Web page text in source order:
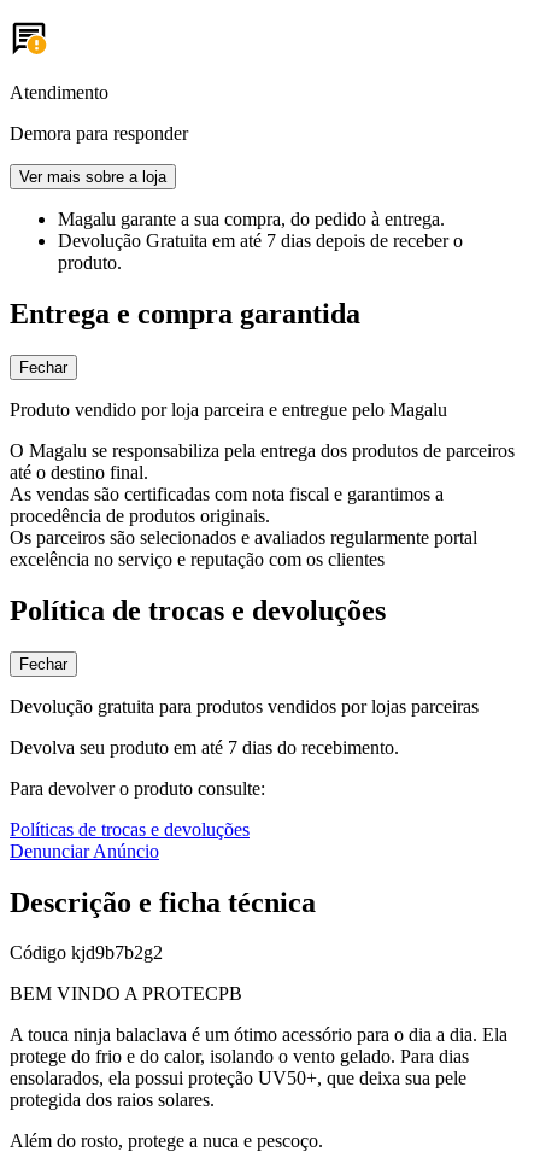
Atendimento
Demora para responder
Ver mais sobre a loja
Magalu garante a sua compra, do pedido à entrega.
Devolução Gratuita em até 7 dias depois de receber o
produto.
Entrega e compra garantida
Fechar
Produto vendido por loja parceira e entregue pelo Magalu
O Magalu se responsabiliza pela entrega dos produtos de parceiros
até o destino final.
As vendas são certificadas com nota fiscal e garantimos a
procedência de produtos originais.
Os parceiros são selecionados e avaliados regularmente portal
excelência no serviço e reputação com os clientes
Política de trocas e devoluções
Fechar
Devolução gratuita para produtos vendidos por lojas parceiras
Devolva seu produto em até 7 dias do recebimento.
Para devolver o produto consulte:
Políticas de trocas e devoluções
Denunciar Anúncio
Descrição e ficha técnica
Código kjd9b7b2g2
BEM VINDO A PROTECPB
A touca ninja balaclava é um ótimo acessório para o dia a dia. Ela
protege do frio e do calor, isolando o vento gelado. Para dias
ensolarados, ela possui proteção UV50+, que deixa sua pele
protegida dos raios solares.
Além do rosto, protege a nuca e pescoço.